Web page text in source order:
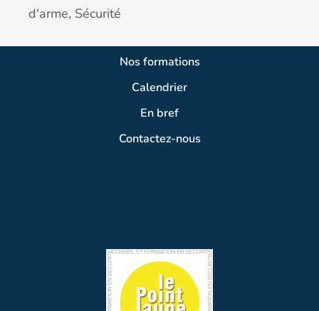
d'arme, Sécurité
Nos formations
Calendrier
En bref
Contactez-nous